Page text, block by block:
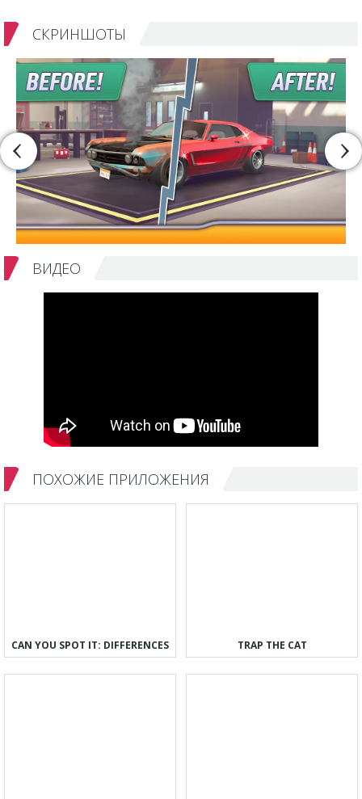
СКРИНШОТЫ
ВИДЕО
ПОХОЖИЕ ПРИЛОЖЕНИЯ
CAN YOU SPOT IT: DIFFERENCES TRAP THE CAT